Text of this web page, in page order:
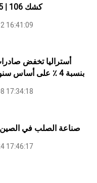
Gotech 2025 | كشك 106
16:41:09
أستراليا تخفض
بنسبة 4 ٪ على أساس سنوي في أكتوبر
17:34:18
صناعة الصلب في
17:46:17